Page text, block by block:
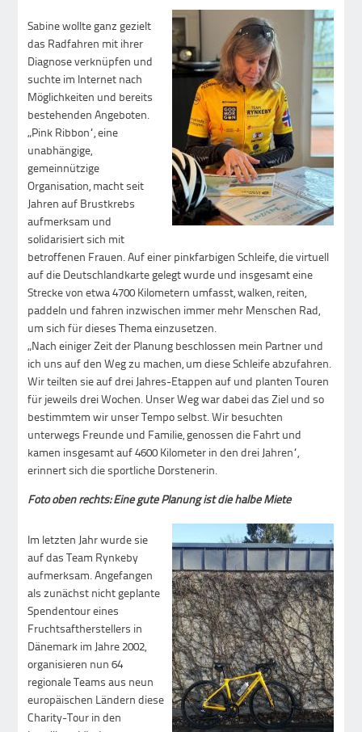
Sabine wollte ganz gezielt
das Radfahren mit ihrer
Diagnose verknüpfen und
suchte im Internet nach
Möglichkeiten und bereits
bestehenden Angeboten.
„Pink Ribbon“, eine
unabhängige,
gemeinnützige
Organisation, macht seit
Jahren auf Brustkrebs
aufmerksam und
solidarisiert sich mit
betroffenen Frauen. Auf einer pinkfarbigen Schleife, die virtuell
auf die Deutschlandkarte gelegt wurde und insgesamt eine
Strecke von etwa 4700 Kilometern umfasst, walken, reiten,
paddeln und fahren inzwischen immer mehr Menschen Rad,
um sich für dieses Thema einzusetzen.
„Nach einiger Zeit der Planung beschlossen mein Partner und
ich uns auf den Weg zu machen, um diese Schleife abzufahren.
Wir teilten sie auf drei Jahres-Etappen auf und planten Touren
für jeweils drei Wochen. Unser Weg war dabei das Ziel und so
bestimmtem wir unser Tempo selbst. Wir besuchten
unterwegs Freunde und Familie, genossen die Fahrt und
kamen insgesamt auf 4600 Kilometer in den drei Jahren“,
erinnert sich die sportliche Dorstenerin.
Foto oben rechts: Eine gute Planung ist die halbe Miete
Im letzten Jahr wurde sie
auf das Team Rynkeby
aufmerksam. Angefangen
als zunächst nicht geplante
Spendentour eines
Fruchtsaftherstellers in
Dänemark im Jahre 2002,
organisieren nun 64
regionale Teams aus neun
europäischen Ländern diese
Charity-Tour in den